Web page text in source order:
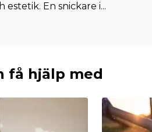
En snickare i...
få hjälp med